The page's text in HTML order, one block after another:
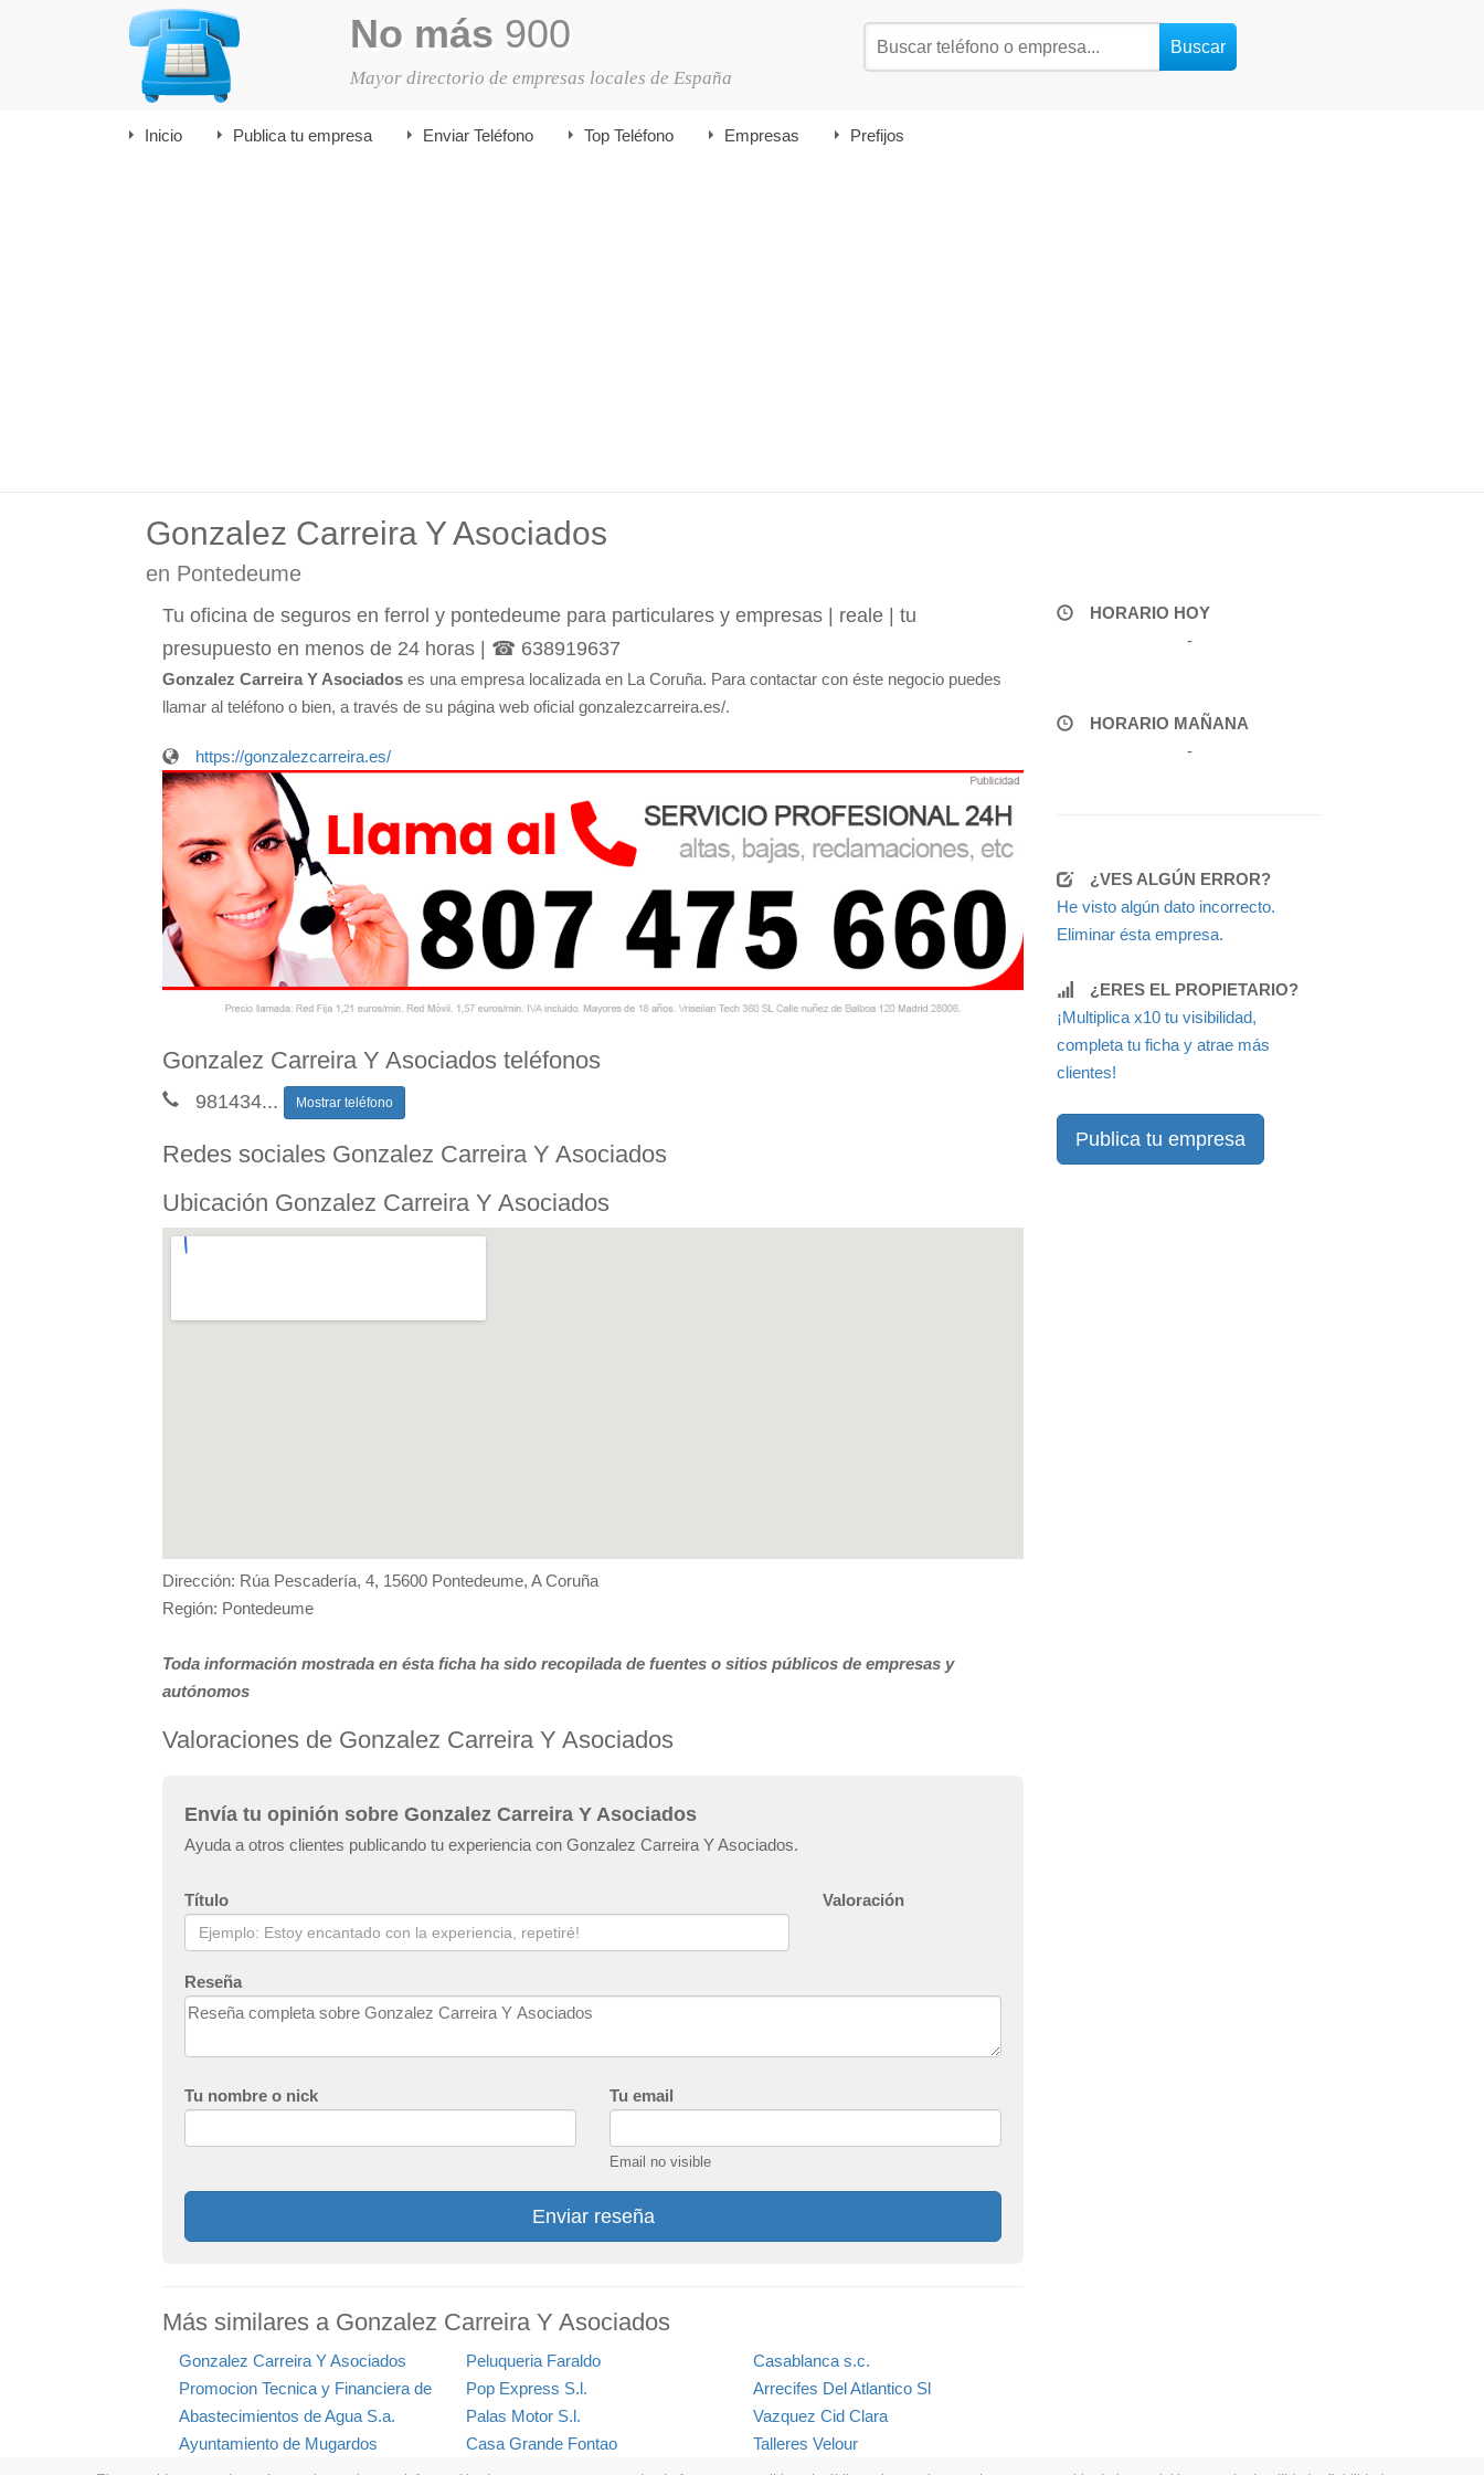
No más 900
Mayor directorio de empresas locales de España
Inicio Publica tu empresa Enviar Teléfono Top Teléfono Empresas Prefijos
Gonzalez Carreira Y Asociados
en Pontedeume
Tu oficina de seguros en ferrol y pontedeume para particulares y empresas | reale | tu
presupuesto en menos de 24 horas | ☎ 638919637
Gonzalez Carreira Y Asociados es una empresa localizada en La Coruña. Para contactar con éste negocio puedes
llamar al teléfono o bien, a través de su página web oficial gonzalezcarreira.es/.
https://gonzalezcarreira.es/
Gonzalez Carreira Y Asociados teléfonos
981434... Mostrar teléfono
Redes sociales Gonzalez Carreira Y Asociados
Ubicación Gonzalez Carreira Y Asociados
Dirección: Rúa Pescadería, 4, 15600 Pontedeume, A Coruña
Región: Pontedeume
Toda información mostrada en ésta ficha ha sido recopilada de fuentes o sitios públicos de empresas y
autónomos
Valoraciones de Gonzalez Carreira Y Asociados
Envía tu opinión sobre Gonzalez Carreira Y Asociados
Ayuda a otros clientes publicando tu experiencia con Gonzalez Carreira Y Asociados.
Título Valoración
Reseña
Tu nombre o nick Tu email
Email no visible
Enviar reseña
Más similares a Gonzalez Carreira Y Asociados
Gonzalez Carreira Y Asociados Peluqueria Faraldo
Casablanca s.c.
Promocion Tecnica y Financiera de
Abastecimientos de Agua S.a.
Pop Express S.l.
Arrecifes Del Atlantico Sl
Palas Motor S.l.
Vazquez Cid Clara
Ayuntamiento de Mugardos
Casa Grande Fontao Talleres Velour
HORARIO HOY
-
HORARIO MAÑANA
-
¿VES ALGÚN ERROR?
He visto algún dato incorrecto.
Eliminar ésta empresa.
¿ERES EL PROPIETARIO?
¡Multiplica x10 tu visibilidad,
completa tu ficha y atrae más
clientes!
Publica tu empresa